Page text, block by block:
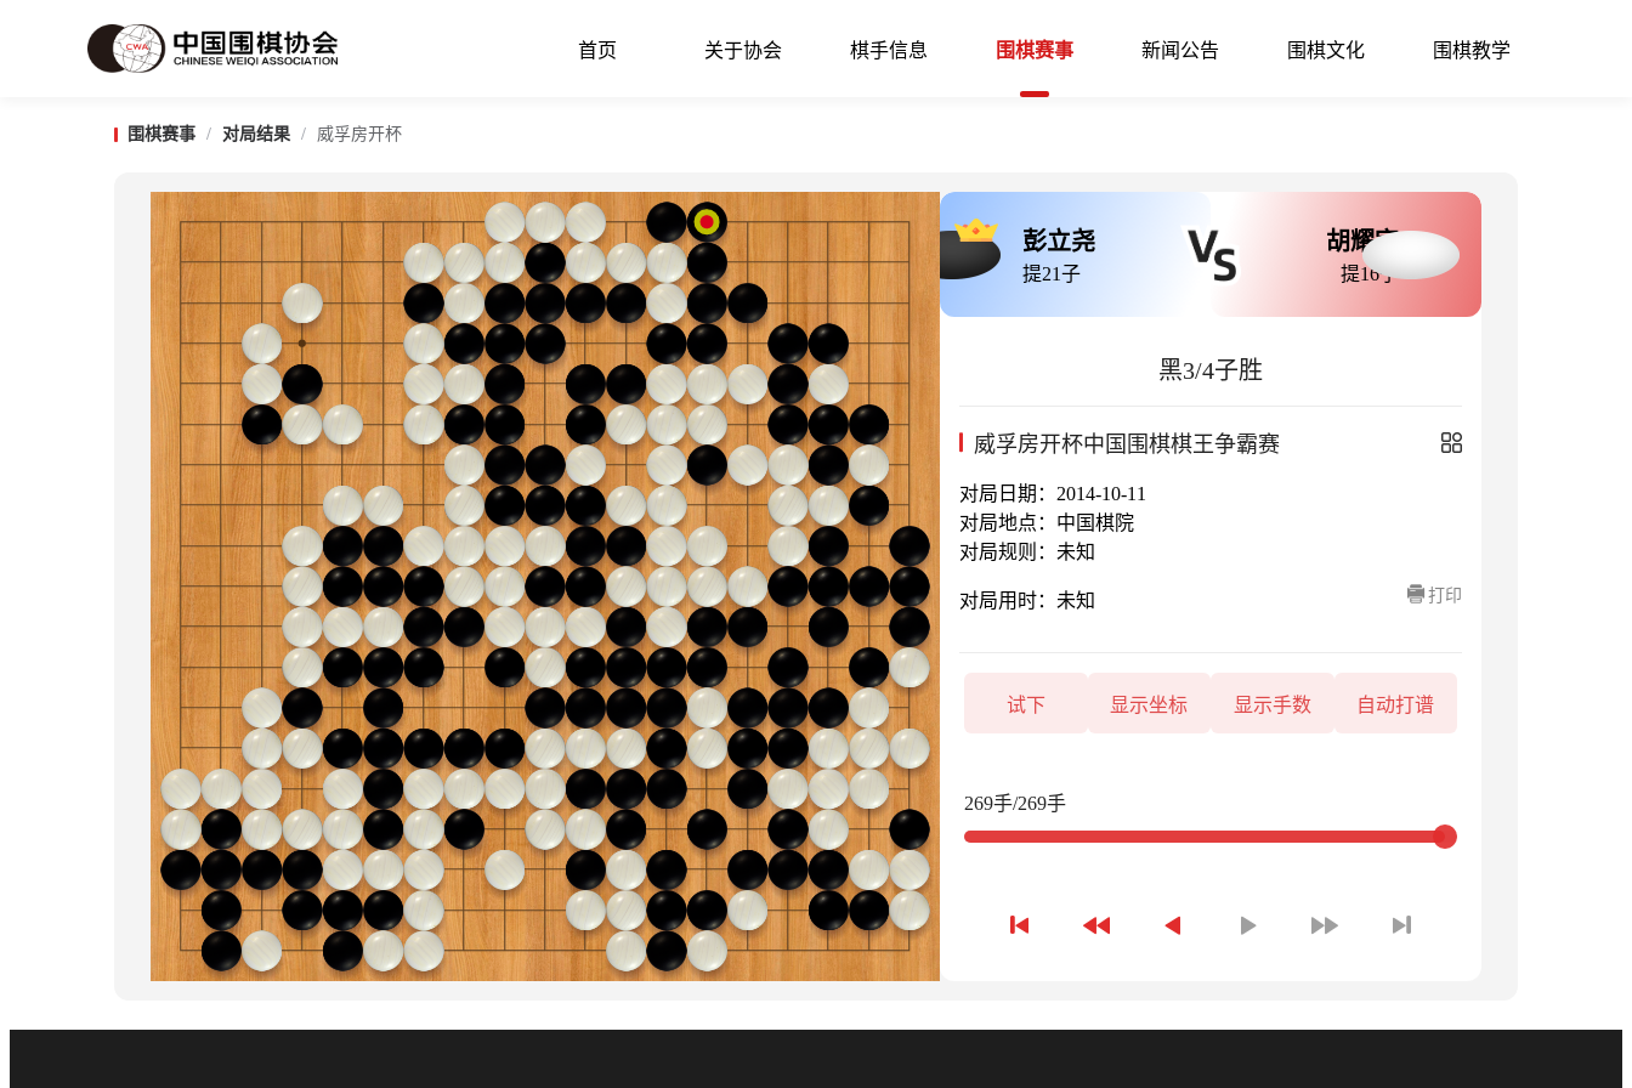
首页 关于协会 棋手信息 围棋赛事 新闻公告 围棋文化 围棋教学
围棋赛事 / 对局结果 / 威孚房开杯
彭立尧
提21子
胡耀宇
提16子
黑3/4子胜
威孚房开杯中国围棋棋王争霸赛
对局日期：2014-10-11
对局地点：中国棋院
对局规则：未知
对局用时：未知 打印
试下 显示坐标 显示手数 自动打谱
269手/269手